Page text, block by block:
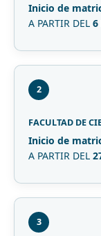
Inicio de
A PARTIR DEL 6
2
FACULTAD DE
Inicio de
A PARTIR DEL
3